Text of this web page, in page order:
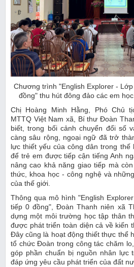
Chương trình "English Explorer -
đồng" thu hút đông đảo các em
Chị Hoàng Minh Hằng, Phó Chủ
MTTQ Việt Nam xã, Bí thư Đoàn
biết, trong bối cảnh chuyển đổi số
càng sâu rộng, ngoại ngữ đã trở
lực thiết yếu của công dân trong thế
để trẻ em được tiếp cận tiếng Anh
nâng cao khả năng giao tiếp mà
thức, khoa học - công nghệ và
của thế giới.
Thông qua mô hình "English
tiếp 0 đồng", Đoàn Thanh niên xã
dựng một môi trường học tập thân
được phát triển toàn diện cả về kiến
Đây cũng là hoạt động thiết thực thể
tổ chức Đoàn trong công tác chăm
góp phần chuẩn bị nguồn nhân lực
đáp ứng yêu cầu phát triển của đất